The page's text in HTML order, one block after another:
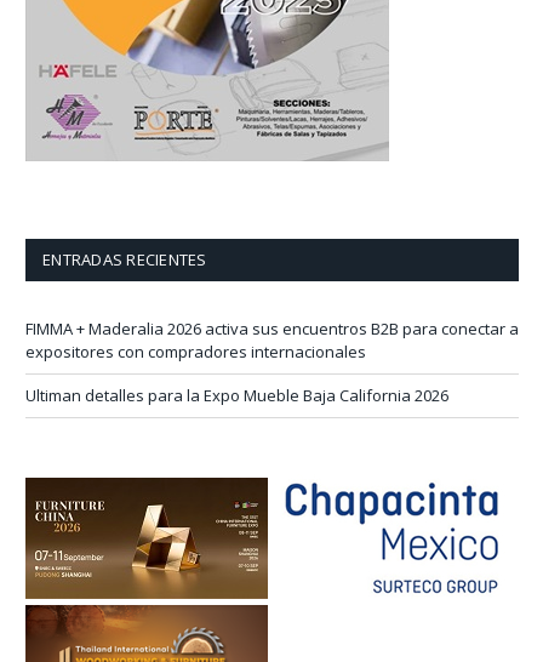
ENTRADAS RECIENTES
FIMMA + Maderalia 2026 activa sus encuentros B2B para conectar a
expositores con compradores internacionales
Ultiman detalles para la Expo Mueble Baja California 2026